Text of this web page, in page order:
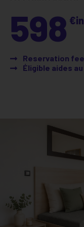
598
€
Reservation
Éligible aides